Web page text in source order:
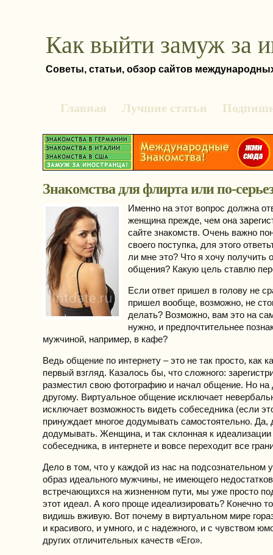
Как выйти замуж за
Советы, статьи, обзор сайтов
Главная Лучшие статьи
Знакомства для флирта или по-
Именно на этот вопрос должна
женщина прежде, чем она
сайте знакомств. Очень важно
своего поступка, для этого
ли мне это? Что я хочу получить
общения? Какую цель ставлю
Если ответ пришел в голову не
пришел вообще, возможно, не
делать? Возможно, вам это на
нужно, и предпочтительнее
мужчиной, например, в кафе?
Ведь общение по интернету – это не так просто, как
первый взгляд. Казалось бы, что сложного:
разместил свою фотографию и начал общение. Но на
другому. Виртуальное общение исключает
исключает возможность видеть собеседника (если
принуждает многое додумывать самостоятельно. Да,
додумывать. Женщина, и так склонная к идеализации
собеседника, в интернете и вовсе переходит все
Дело в том, что у каждой из нас на подсознательном
образ идеального мужчины, не имеющего
встречающихся на жизненном пути, мы уже просто
этот идеал. А кого проще идеализировать? Конечно
видишь вживую. Вот почему в виртуальном мире
и красивого, и умного, и с надежного, и с чувством
других отличительных качеств «Его».